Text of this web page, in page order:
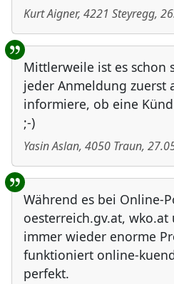
Kurt Aigner, 4221 Steyregg,
Mittlerweile ist es schon
jeder Anmeldung zuerst
informiere, ob eine
;-)
Yasin Aslan, 4050 Traun,
Während es bei Online-
oesterreich.gv.at,
immer wieder enorme
funktioniert online-
perfekt.